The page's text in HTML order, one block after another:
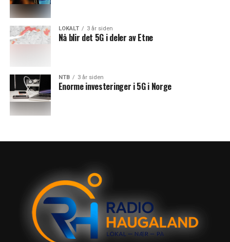
LOKALT 3 år siden
Nå blir det 5G i deler av Etne
NTB 3 år siden
Enorme investeringer i 5G i Norge